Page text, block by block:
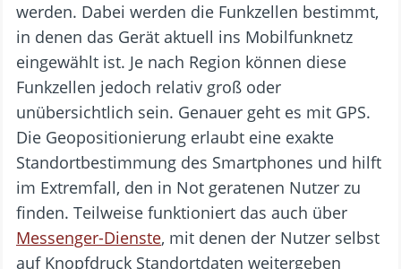
werden. Dabei werden die Funkzellen bestimmt,
in denen das Gerät aktuell ins Mobilfunknetz
eingewählt ist. Je nach Region können diese
Funkzellen jedoch relativ groß oder
unübersichtlich sein. Genauer geht es mit GPS.
Die Geopositionierung erlaubt eine exakte
Standortbestimmung des Smartphones und hilft
im Extremfall, den in Not geratenen Nutzer zu
finden. Teilweise funktioniert das auch über
Messenger-Dienste, mit denen der Nutzer selbst
auf Knopfdruck Standortdaten weitergeben